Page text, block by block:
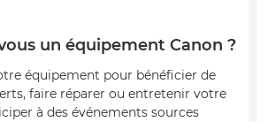
un équipement Canon ?
équipement pour bénéficier de
faire réparer ou entretenir votre
à des événements sources